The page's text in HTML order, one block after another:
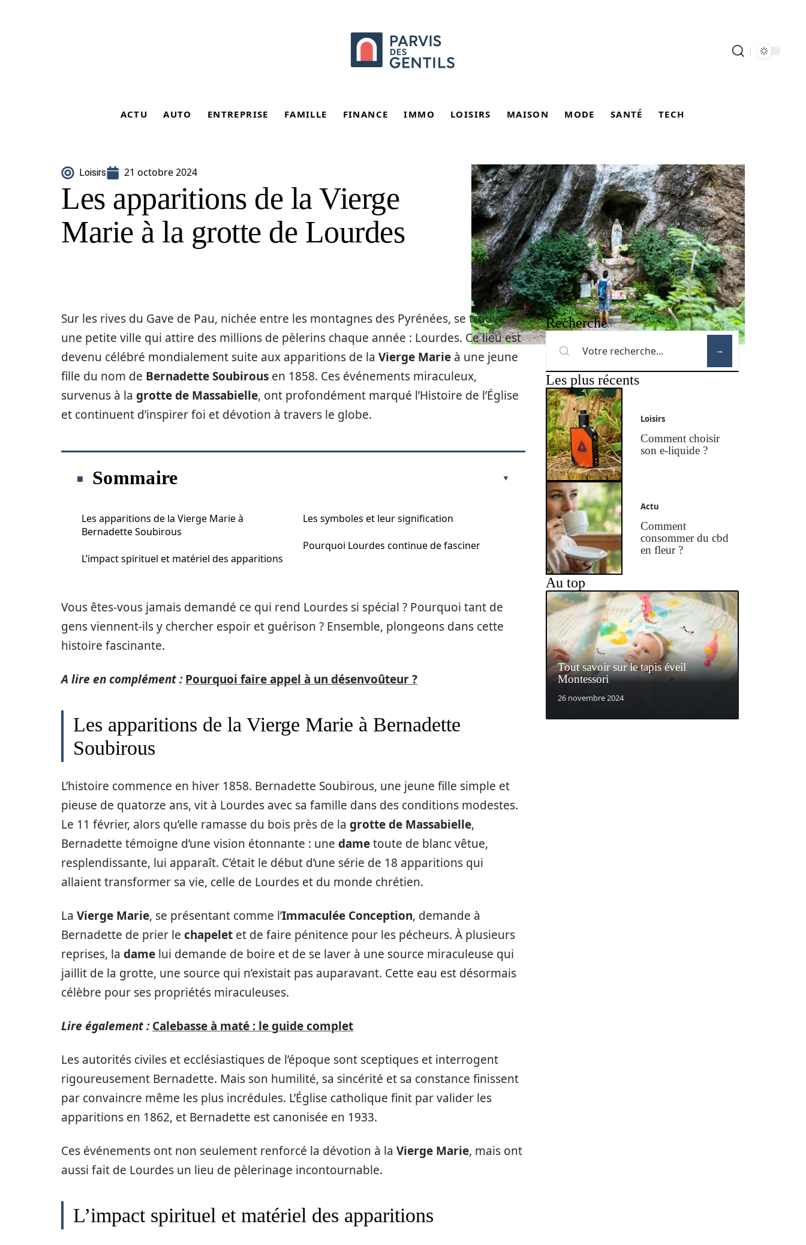
ACTU AUTO ENTREPRISE FAMILLE FINANCE IMMO LOISIRS MAISON MODE SANTÉ TECH
Loisirs 21 octobre 2024
Les apparitions de la Vierge
Marie à la grotte de Lourdes
Sur les rives du Gave de Pau, nichée entre les montagnes des Pyrénées, se trouve
une petite ville qui attire des millions de pèlerins chaque année : Lourdes. Ce lieu est
devenu célébré mondialement suite aux apparitions de la Vierge Marie à une jeune
fille du nom de Bernadette Soubirous en 1858. Ces événements miraculeux,
survenus à la grotte de Massabielle, ont profondément marqué l’Histoire de l’Église
et continuent d’inspirer foi et dévotion à travers le globe.
Sommaire
Les apparitions de la Vierge Marie à
Bernadette Soubirous
L’impact spirituel et matériel des apparitions
Les symboles et leur signification
Pourquoi Lourdes continue de fasciner
Vous êtes-vous jamais demandé ce qui rend Lourdes si spécial ? Pourquoi tant de
gens viennent-ils y chercher espoir et guérison ? Ensemble, plongeons dans cette
histoire fascinante.
A lire en complément : Pourquoi faire appel à un désenvoûteur ?
Les apparitions de la Vierge Marie à Bernadette
Soubirous
L’histoire commence en hiver 1858. Bernadette Soubirous, une jeune fille simple et
pieuse de quatorze ans, vit à Lourdes avec sa famille dans des conditions modestes.
Le 11 février, alors qu’elle ramasse du bois près de la grotte de Massabielle,
Bernadette témoigne d’une vision étonnante : une dametoute de blanc vêtue,
resplendissante, lui apparaît. C’était le début d’une série de 18 apparitions qui
allaient transformer sa vie, celle de Lourdes et du monde chrétien.
La Vierge Marie, se présentant comme l’Immaculée Conception, demande à
Bernadette de prier le chapelet et de faire pénitence pour les pécheurs. À plusieurs
reprises, la dame lui demande de boire et de se laver à une source miraculeuse qui
jaillit de la grotte, une source qui n’existait pas auparavant. Cette eau est désormais
célèbre pour ses propriétés miraculeuses.
Lire également : Calebasse à maté : le guide complet
Les autorités civiles et ecclésiastiques de l’époque sont sceptiques et interrogent
rigoureusement Bernadette. Mais son humilité, sa sincérité et sa constance finissent
par convaincre même les plus incrédules. L’Église catholique finit par valider les
apparitions en 1862, et Bernadette est canonisée en 1933.
Ces événements ont non seulement renforcé la dévotion à la Vierge Marie, mais ont
aussi fait de Lourdes un lieu de pèlerinage incontournable.
L’impact spirituel et matériel des apparitions
Recherche
Les plus récents
Loisirs
Comment choisir
son e-liquide ?
Actu
Comment
consommer du cbd
en fleur ?
Au top
Tout savoir sur le tapis éveil
Montessori
26 novembre 2024